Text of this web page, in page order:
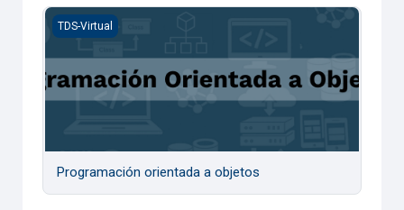
Programación orientada a objetos
TDS-Virtual
Programación orientada a objetos